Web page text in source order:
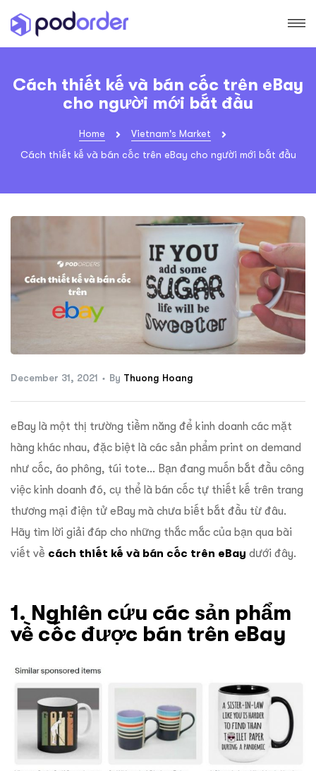
Cách thiết kế và bán cốc trên eBay
cho người mới bắt đầu
Home
Vietnam's Market
Cách thiết kế và bán cốc trên eBay cho người mới bắt đầu
December 31, 2021 By Thuong Hoang
eBay là một thị trường tiềm năng để kinh doanh các mặt
hàng khác nhau, đặc biệt là các sản phẩm print on demand
như cốc, áo phông, túi tote… Bạn đang muốn bắt đầu công
việc kinh doanh đó, cụ thể là bán cốc tự thiết kế trên trang
thương mại điện tử eBay mà chưa biết bắt đầu từ đâu.
Hãy tìm lời giải đáp cho những thắc mắc của bạn qua bài
viết về cách thiết kế và bán cốc trên eBay dưới đây.
1. Nghiên cứu các sản phẩm
về cốc được bán trên eBay